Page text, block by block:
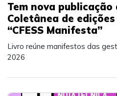
Tem nova publicação
Coletânea de
“CFESS Manifesta”
Livro reúne manifestos das
2026